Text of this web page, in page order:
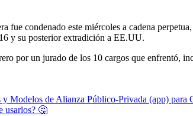
condenado este miércoles a cadena
y su posterior extradición a EE.UU.
por un jurado de los 10 cargos que enfrentó,
Modelos de Alianza Público-Privada (app) para
usarlos? 🤔